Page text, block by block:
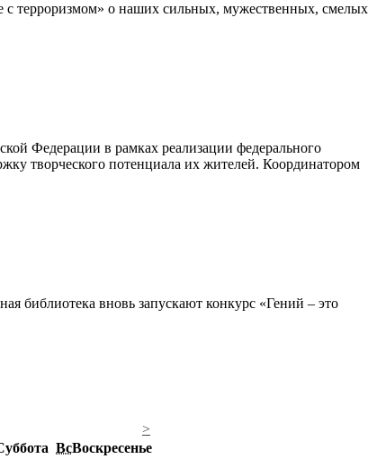
терроризмом» о наших сильных, мужественных, смелых
Федерации в рамках реализации федерального
творческого потенциала их жителей. Координатором
библиотека вновь запускают конкурс «Гений – это
>
ВсВоскресенье